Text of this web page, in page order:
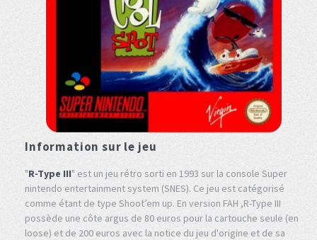
Information sur le jeu
"R-Type III" est un jeu rétro sorti en 1993 sur la console Super
nintendo entertainment system (SNES). Ce jeu est catégorisé
comme étant de type Shoot’em up. En version FAH ,R-Type III
possède une côte argus de 80 euros pour la cartouche seule (en
loose) et de 200 euros avec la notice du jeu d'origine et de sa